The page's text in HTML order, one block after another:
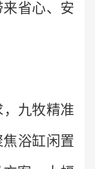
省心、安
九牧精准
浴缸闲置